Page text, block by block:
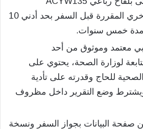
والتطعيمات الأخري المقررة قبل السفر بحد أدني 10
مدة خمس سنوات.
معتمد وموثوق من أحد
لوزارة الصحة، يحتوي على
للحاج وقدرته على تأدية
وضع التقرير داخل مظروف
صفحة البيانات بجواز السفر ونسخة